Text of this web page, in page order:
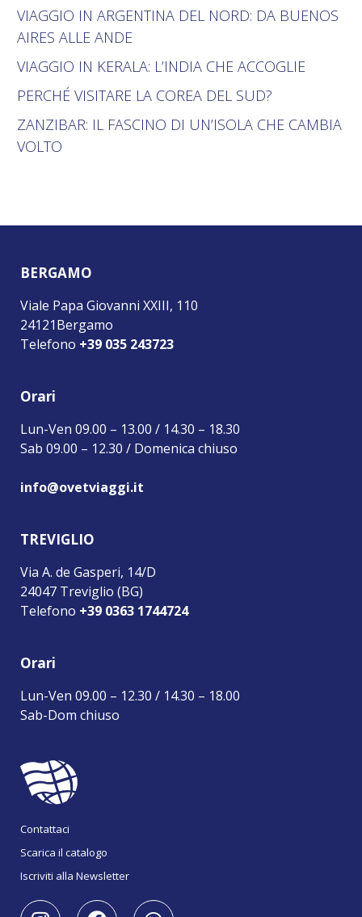
VIAGGIO IN ARGENTINA DEL NORD: DA BUENOS
AIRES ALLE ANDE
VIAGGIO IN KERALA: L’INDIA CHE ACCOGLIE
PERCHÉ VISITARE LA COREA DEL SUD?
ZANZIBAR: IL FASCINO DI UN’ISOLA CHE CAMBIA
VOLTO
BERGAMO
Viale Papa Giovanni XXIII, 110
24121Bergamo
Telefono +39 035 243723
Orari
Lun-Ven 09.00 – 13.00 / 14.30 – 18.30
Sab 09.00 – 12.30 / Domenica chiuso
info@ovetviaggi.it
TREVIGLIO
Via A. de Gasperi, 14/D
24047 Treviglio (BG)
Telefono +39 0363 1744724
Orari
Lun-Ven 09.00 – 12.30 / 14.30 – 18.00
Sab-Dom chiuso
Contattaci
Scarica il catalogo
Iscriviti alla Newsletter